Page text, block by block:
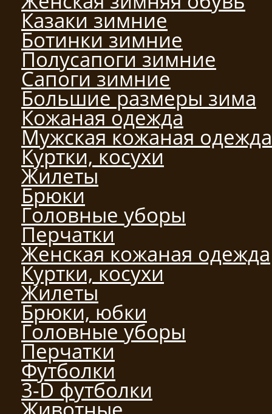
Казаки зимние
Ботинки зимние
Полусапоги зимние
Сапоги зимние
Большие размеры зима
Кожаная одежда
Мужская кожаная одежда
Куртки, косухи
Жилеты
Брюки
Головные уборы
Перчатки
Женская кожаная одежда
Куртки, косухи
Жилеты
Брюки, юбки
Головные уборы
Перчатки
Футболки
3-D футболки